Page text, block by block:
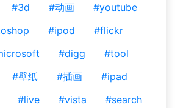
#3d #动画
#youtube
#ipod
#flickr
#digg
#tool
#壁纸 #插画
#ipad
#live #vista
#search